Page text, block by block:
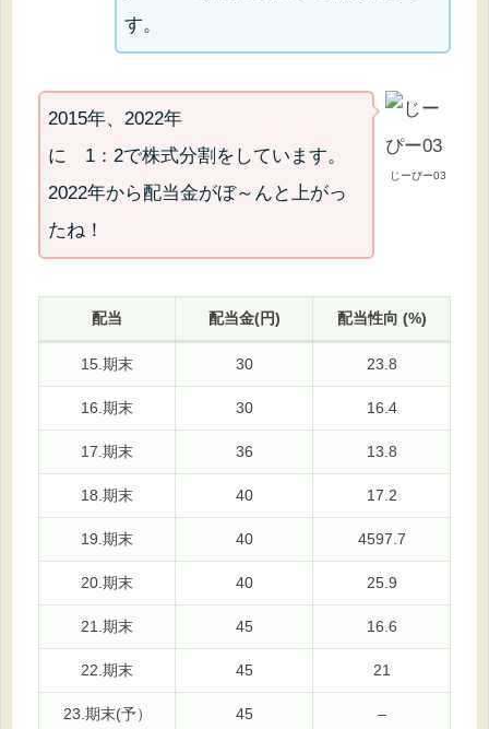
す。
じーぴー03
2015年、2022年
に 1：2で株式分割をしています。
2022年から配当金がぼ～んと上がっ
たね！
配当 配当金(円) 配当性向 (%)
15.期末 30 23.8
16.期末 30 16.4
17.期末 36 13.8
18.期末 40 17.2
19.期末 40 4597.7
20.期末 40 25.9
21.期末 45 16.6
22.期末 45 21
23.期末(予） 45 –